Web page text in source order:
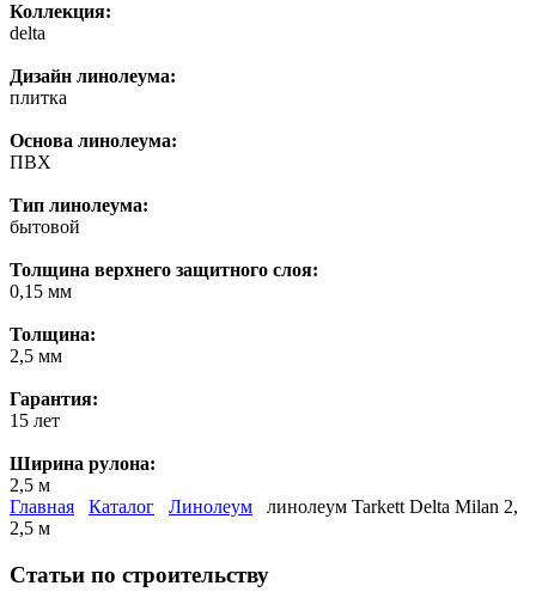
Коллекция:
delta
Дизайн линолеума:
плитка
Основа линолеума:
ПВХ
Тип линолеума:
бытовой
Толщина верхнего защитного слоя:
0,15 мм
Толщина:
2,5 мм
Гарантия:
15 лет
Ширина рулона:
2,5 м
Главная
Каталог Линолеум
линолеум Tarkett Delta Milan 2,
2,5 м
Статьи по строительству